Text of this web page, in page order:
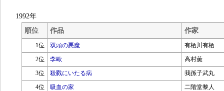
1992年
順位
作品 作家
1位 双頭の悪魔
有栖川有栖
2位
李歐
高村薫
3位
殺戮にいたる病
我孫子武丸
4位
吸血の家
二階堂黎人